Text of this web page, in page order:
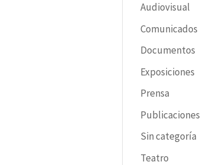
Audiovisual
Comunicados
Documentos
Exposiciones
Prensa
Publicaciones
Sin categoría
Teatro